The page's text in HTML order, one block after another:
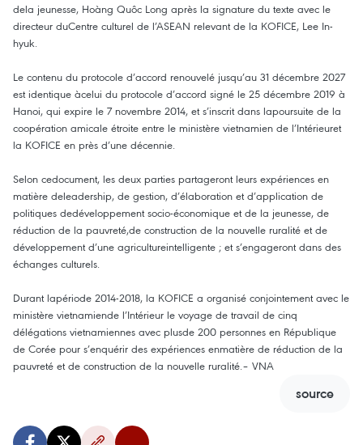
dela jeunesse, Hoàng Quôc Long après la signature du texte avec le
directeur duCentre culturel de l’ASEAN relevant de la KOFICE, Lee In-
hyuk.
Le contenu du protocole d’accord renouvelé jusqu’au 31 décembre 2027
est identique àcelui du protocole d’accord signé le 25 décembre 2019 à
Hanoi, qui expire le 7 novembre 2014, et s’inscrit dans lapoursuite de la
coopération amicale étroite entre le ministère vietnamien de l’Intérieuret
la KOFICE en près d’une décennie.
Selon cedocument, les deux parties partageront leurs expériences en
matière deleadership, de gestion, d’élaboration et d’application de
politiques dedéveloppement socio-économique et de la jeunesse, de
réduction de la pauvreté,de construction de la nouvelle ruralité et de
développement d’une agricultureintelligente ; et s’engageront dans des
échanges culturels.
Durant lapériode 2014-2018, la KOFICE a organisé conjointement avec le
ministère vietnamiende l’Intérieur le voyage de travail de cinq
délégations vietnamiennes avec plusde 200 personnes en République
de Corée pour s’enquérir des expériences enmatière de réduction de la
pauvreté et de construction de la nouvelle ruralité.– VNA
source